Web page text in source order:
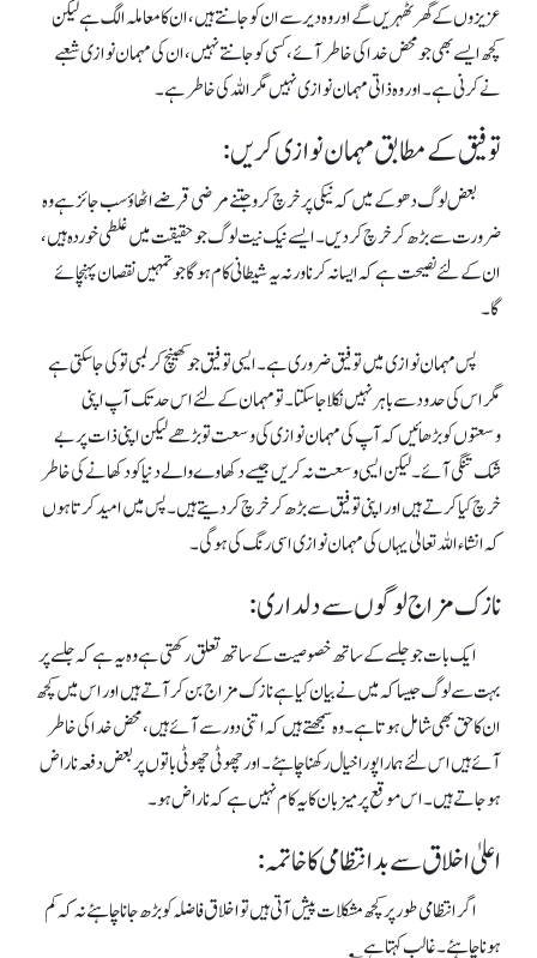
عزیزوں کے گھر ٹھہریں گے اور وہ دیر سے ان کو جانتے ہیں ، ان کا معاملہ الگ ہے لیکن
کچھ ایسے بھی جو محض خدا کی خاطر آئے ، کسی کو جانتے نہیں ، ان کی مہمان نوازی شعبے
نے کرنی ہے۔ اور وہ ذاتی مہمان نوازی نہیں مگر اللہ کی خاطر ہے۔
توفیق کے مطابق مہمان نوازی کریں:
بعض لوگ دھوکے میں کہ نیکی پر خرچ کرو جتنے مرضی قرضے اٹھاؤ سب جائز ہے وہ
ضرورت سے بڑھ کر خرچ کر دیں۔ ایسے نیک نیت لوگ جو حقیقت میں غلطی خوردہ ہیں،
ان کے لئے نصیحت ہے کہ ایسا نہ کرنا ورنہ یہ شیطانی کام ہوگا جو تمہیں نقصان پہنچائے
گا۔
پس مہمان نوازی میں توفیق ضروری ہے۔ ایسی توفیق جو کھینچ کر لمبی تو کی جا سکتی ہے
مگر اس کی حدود سے باہر نہیں نکلا جا سکتا۔تو مہمان کے لئے اس حد تک آپ اپنی
وسعتوں کو بڑھائیں کہ آپ کی مہمان نوازی کی وسعت تو بڑھے لیکن اپنی ذات پر بے
شک تنگی آئے۔ لیکن ایسی وسعت نہ کریں جیسے دکھاوے والے دنیا کو دکھانے کی خاطر
خرچ کیا کرتے ہیں اور اپنی توفیق سے بڑھ کرخرچ کر دیتے ہیں ۔ پس میں امید کرتا ہوں
کہ انشاء اللہ تعالیٰ یہاں کی مہمان نوازی اسی رنگ کی ہوگی۔
نازک مزاج لوگوں سے دلداری:
ایک بات جو جلسے کے ساتھ خصوصیت کے ساتھ تعلق رکھتی ہے وہ یہ ہے کہ جلسے پر
بہت سے لوگ جیسا کہ میں نے بیان کیا ہے نازک مزاج بن کر آتے ہیں اور اس میں کچھ
ان کا حق بھی شامل ہوتا ہے۔ وہ سمجھتے ہیں کہ اتنی دور سے آئے ہیں ، محض خدا کی خاطر
آئے ہیں اس لئے ہمارا پورا خیال رکھنا چاہئے۔ اور چھوٹی چھوٹی باتوں پر بعض دفعہ ناراض
ہو جاتے ہیں۔ اس موقع پر میزبان کا یہ کام نہیں ہے کہ ناراض ہو۔
اعلیٰ اخلاق سے بدانتظامی کا خاتمہ:
اگر انتظامی طور پر کچھ مشکلات پیش آتی ہیں تو اخلاق فاضلہ کو بڑھ جانا چاہئے نہ کہ کم
ہونا چاہئے۔ غالب کہتاہے ؂